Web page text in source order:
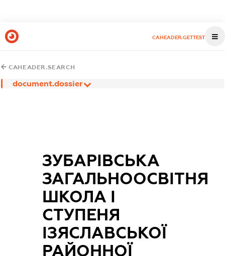
CAHEADER.GETTEST
CAHEADER.SEARCH
document.dossier
ЗУБАРІВСЬКА
ЗАГАЛЬНООСВІТНЯ
ШКОЛА І
СТУПЕНЯ
ІЗЯСЛАВСЬКОЇ
РАЙОННОЇ